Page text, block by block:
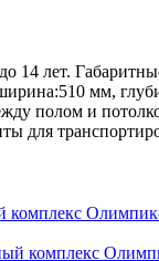
14 лет.
мм,
полом и
для
комплекс